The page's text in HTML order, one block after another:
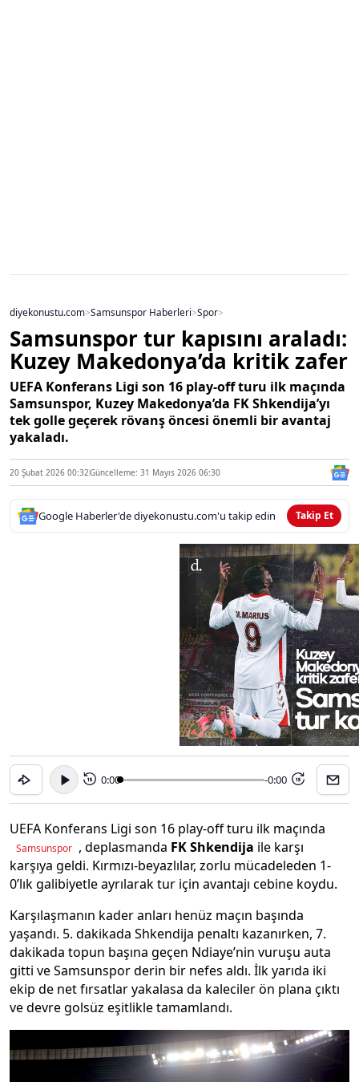
diyekonustu.com>Samsunspor Haberleri>Spor>
Samsunspor tur kapısını araladı:
Kuzey Makedonya’da kritik zafer
UEFA Konferans Ligi son 16 play-off turu ilk maçında
Samsunspor, Kuzey Makedonya’da FK Shkendija’yı
tek golle geçerek rövanş öncesi önemli bir avantaj
yakaladı.
20 Şubat 2026 00:32Güncelleme: 31 Mayıs 2026 06:30
Google Haberler'de diyekonustu.com'u takip edin Takip Et
15 0:00 -0:00 15
UEFA Konferans Ligi son 16 play-off turu ilk maçında
Samsunspor , deplasmanda FK Shkendija ile karşı
karşıya geldi. Kırmızı-beyazlılar, zorlu mücadeleden 1-
0’lık galibiyetle ayrılarak tur için avantajı cebine koydu.
Karşılaşmanın kader anları henüz maçın başında
yaşandı. 5. dakikada Shkendija penaltı kazanırken, 7.
dakikada topun başına geçen Ndiaye’nin vuruşu auta
gitti ve Samsunspor derin bir nefes aldı. İlk yarıda iki
ekip de net fırsatlar yakalasa da kaleciler ön plana çıktı
ve devre golsüz eşitlikle tamamlandı.